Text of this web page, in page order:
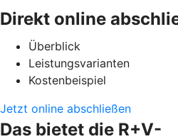
Direkt online
Überblick
Leistungsvarianten
Kostenbeispiel
Jetzt online abschließen
Das bietet die R+V-